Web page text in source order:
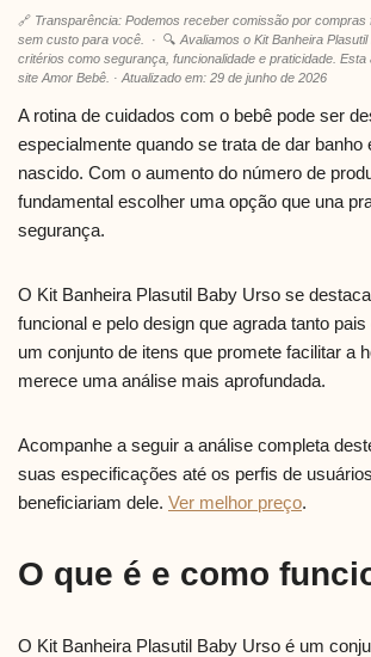
🔗 Transparência: Podemos receber comissão por compras
sem custo para você.
· 🔍 Avaliamos o Kit Banheira
critérios como segurança, funcionalidade e praticidade. Esta
site Amor Bebê. · Atualizado em: 29 de junho de 2026
A rotina de cuidados com o bebê pode ser
especialmente quando se trata de dar
nascido. Com o aumento do número de
fundamental escolher uma opção que una
segurança.
O Kit Banheira Plasutil Baby Urso se
funcional e pelo design que agrada tanto
um conjunto de itens que promete facilitar a
merece uma análise mais aprofundada.
Acompanhe a seguir a análise completa
suas especificações até os perfis de
beneficiariam dele. Ver melhor preço.
O que é e como
O Kit Banheira Plasutil Baby Urso é um